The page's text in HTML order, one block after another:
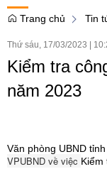
Trang chủ Tin
Thứ sáu, 17/03/2023
Kiểm tra
năm 2023
Văn phòng UBND
VPUBND về việc Kiểm